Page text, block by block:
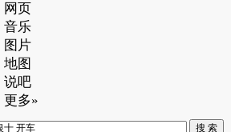
网页
音乐
图片
地图
说吧
更多»